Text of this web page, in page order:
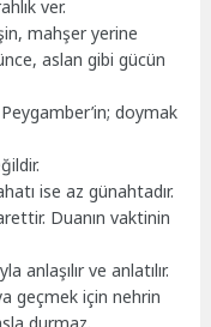
ver.
mahşer yerine
aslan gibi gücün
doymak
ise az günahtadır.
Duanın vaktinin
anlaşılır ve anlatılır.
geçmek için nehrin
durmaz.